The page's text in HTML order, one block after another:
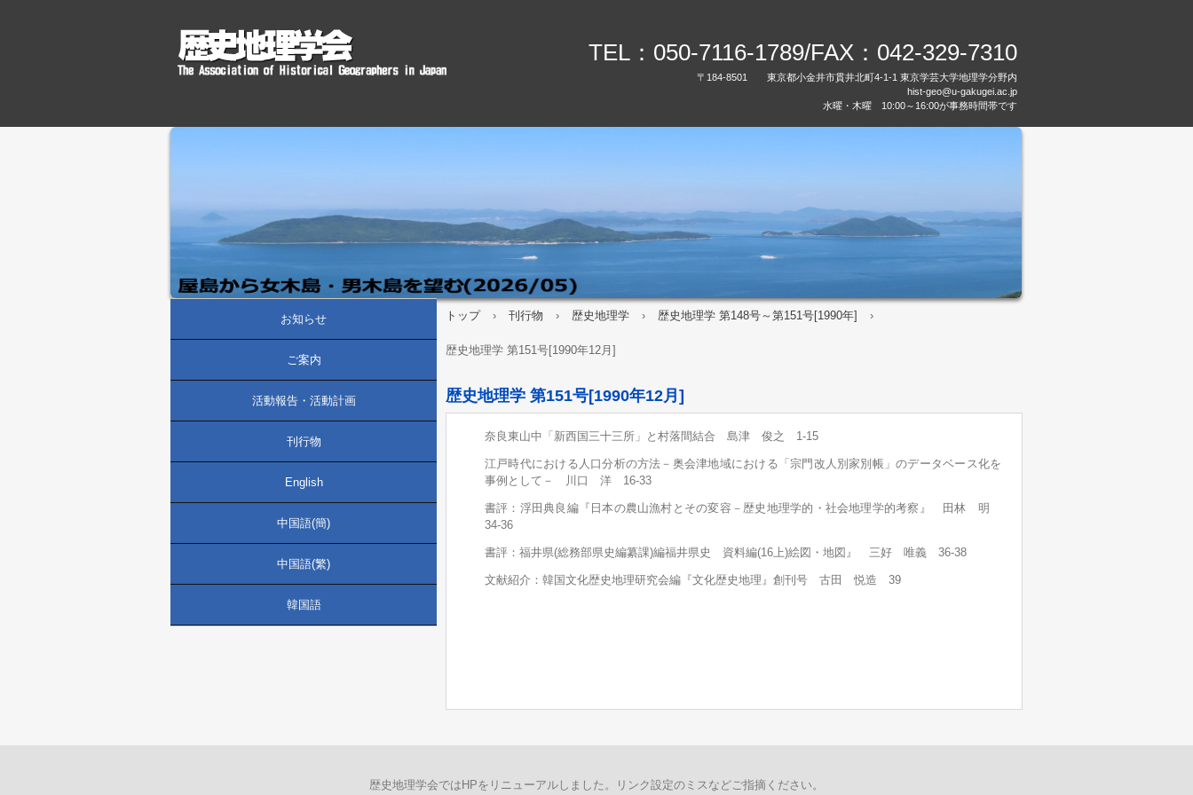
TEL：050-7116-1789/FAX： 042-329-7310
〒184-8501 東京都小金井市貫井北町4-1-1 東京学芸大学地理学分野内
hist-geo@u-gakugei.ac.jp
水曜・木曜 10:00～16:00が事務時間帯です
トップ › 刊行物 › 歴史地理学 › 歴史地理学 第148号～第151号[1990年] ›
歴史地理学 第151号[1990年12月]
歴史地理学 第151号[1990年12月]
奈良東山中「新西国三十三所」と村落間結合 島津 俊之 1-15
江戸時代における人口分析の方法－奥会津地域における「宗門改人別家別帳」のデータベース化を
事例として－ 川口 洋 16-33
書評：浮田典良編『日本の農山漁村とその変容－歴史地理学的・社会地理学的考察』 田林 明
34-36
書評：福井県(総務部県史編纂課)編福井県史 資料編(16上)絵図・地図』 三好 唯義 36-38
文献紹介：韓国文化歴史地理研究会編『文化歴史地理』創刊号 古田 悦造 39
お知らせ
ご案内
活動報告・活動計画
刊行物
English
中国語(簡)
中国語(繁)
韓国語
歴史地理学会ではHPをリニューアルしました。リンク設定のミスなどご指摘ください。